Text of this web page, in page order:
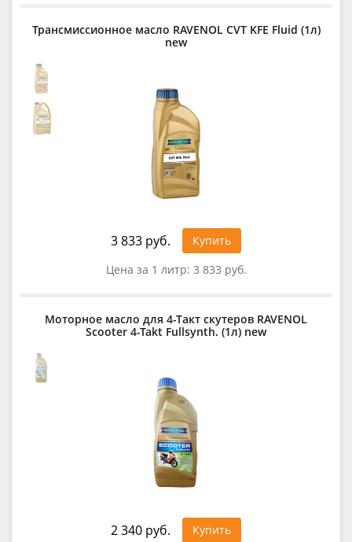
Трансмиссионное масло RAVENOL CVT KFE Fluid (1л)
new
3 833 руб.
Купить
Цена за 1 литр: 3 833 руб.
Моторное масло для 4-Такт скутеров RAVENOL
Scooter 4-Takt Fullsynth. (1л) new
2 340 руб.
Купить